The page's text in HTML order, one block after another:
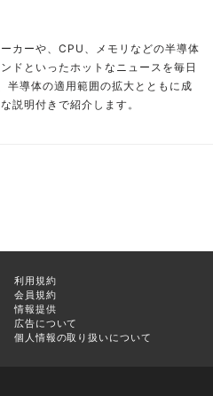
カーや、CPU、メモリなどの半導体
ドといったホットなニュースを毎日
半導体の適用範囲の拡大とともに成
説明付きで紹介します。
利用規約
会員規約
情報提供
広告について
個人情報の取り扱いについて